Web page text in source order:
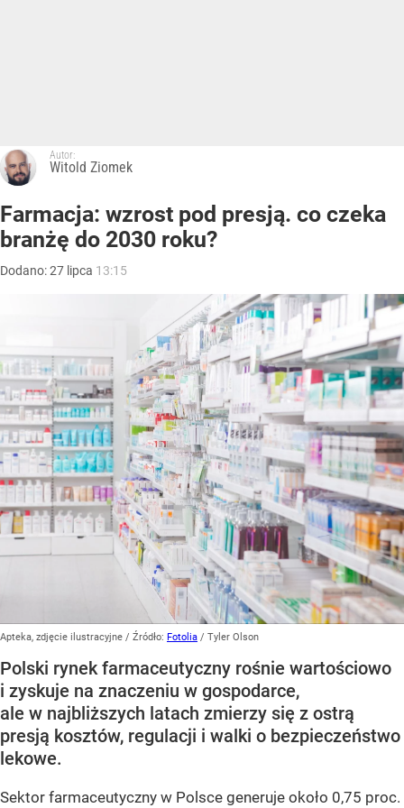
Autor:
Witold Ziomek
Farmacja: wzrost pod presją. co czeka
branżę do 2030 roku?
Dodano:27 lipca 13:15
Apteka, zdjęcie ilustracyjne / Źródło: Fotolia / Tyler Olson
Polski rynek farmaceutyczny rośnie wartościowo
i zyskuje na znaczeniu w gospodarce,
ale w najbliższych latach zmierzy się z ostrą
presją kosztów, regulacji i walki o bezpieczeństwo
lekowe.
Sektor farmaceutyczny w Polsce generuje około 0,75 proc.